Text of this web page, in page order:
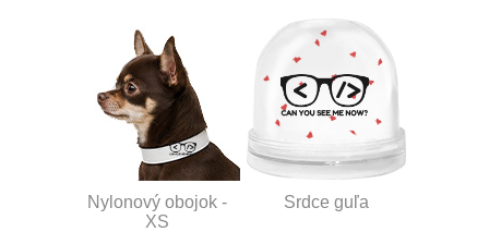
Nylonový obojok -
XS
Srdce guľa